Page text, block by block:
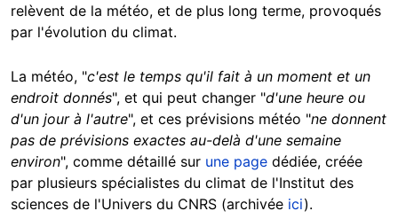
relèvent de la météo, et de plus long terme, provoqués
par l'évolution du climat.
La météo, "c'est le temps qu'il fait à un moment et un
endroit donnés", et qui peut changer "d'une heure ou
d'un jour à l'autre", et ces prévisions météo "ne donnent
pas de prévisions exactes au-delà d'une semaine
environ", comme détaillé sur une page dédiée, créée
par plusieurs spécialistes du climat de l'Institut des
sciences de l'Univers du CNRS (archivée ici).